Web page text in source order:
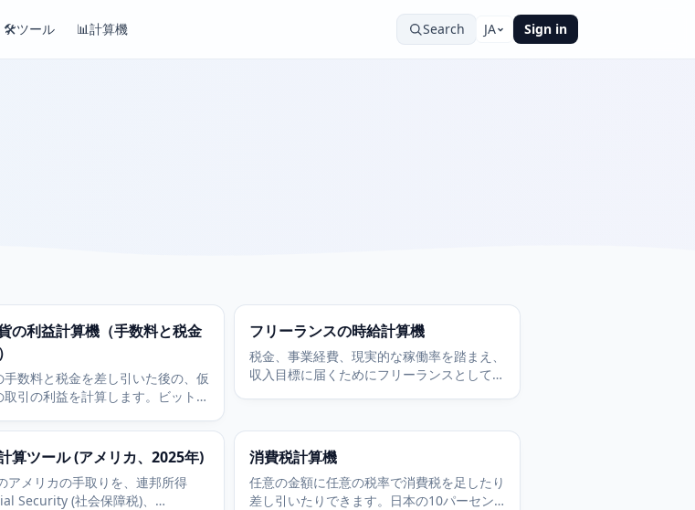
🛠️ツール 📊計算機 Search JA Sign in
の利益計算機（手数料と税金
手数料と税金を差し引いた後の、仮
取引の利益を計算します。ビットコ
フリーランスの時給計算機
税金、事業経費、現実的な稼働率を踏まえ、
収入目標に届くためにフリーランスとして請
算ツール (アメリカ、2025年)
アメリカの手取りを、連邦所得
Security (社会保障税)、
消費税計算機
任意の金額に任意の税率で消費税を足したり
差し引いたりできます。日本の10パーセン